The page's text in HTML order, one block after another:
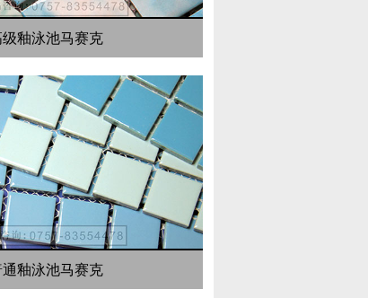
级釉泳池马赛克
通釉泳池马赛克